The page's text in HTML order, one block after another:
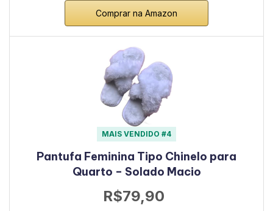
Comprar na Amazon
MAIS VENDIDO #4
Pantufa Feminina Tipo Chinelo para
Quarto – Solado Macio
R$79,90